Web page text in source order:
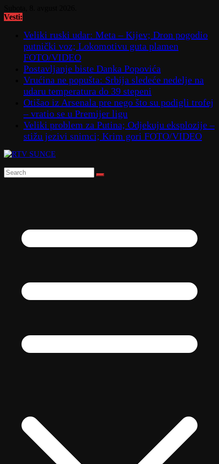
to
Vesti:
Veliki ruski udar: Meta – Kijev; Dron pogodio
putnički voz; Lokomotivu guta plamen
FOTO/VIDEO
Postavljanje biste Danka Popovića
Vrućina ne popušta: Srbija sledeće nedelje na
udaru temperatura do 39 stepeni
Otišao iz Arsenala pre nego što su podigli trofej
– vratio se u Premijer ligu
Veliki problem za Putina; Odjekuju eksplozije –
stižu jezivi snimci; Krim gori FOTO/VIDEO